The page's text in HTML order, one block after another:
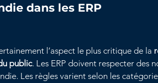
dans les ERP
l’aspect le plus critique de la
public. Les ERP doivent respecter des
Les règles varient selon les